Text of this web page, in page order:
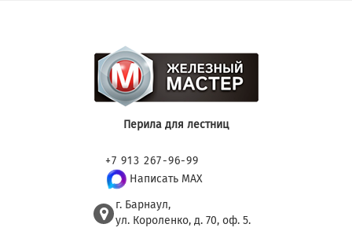
Перила для лестниц
+7 913 267-96-99
Написать MAX
г. Барнаул,
ул. Короленко, д. 70, оф. 5.